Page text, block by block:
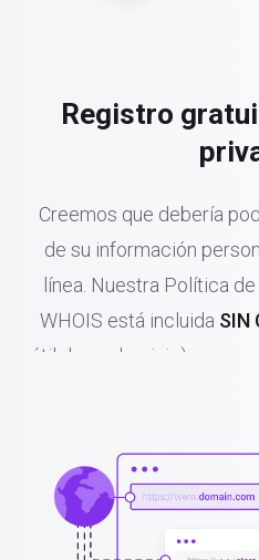
Registro
Creemos que debería
de su información
línea. Nuestra Política
WHOIS está incluida SIN
útil de su dominio) y se